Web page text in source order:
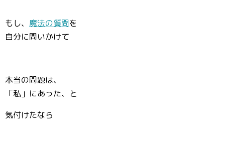
もし、 魔法の質問を
自分に問いかけて
本当の問題は、
「私」にあった、と
気付けたなら